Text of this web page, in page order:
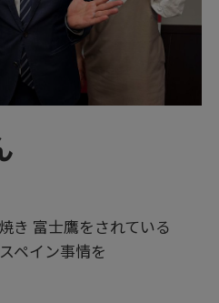
き 富士鷹をされている
ペイン事情を